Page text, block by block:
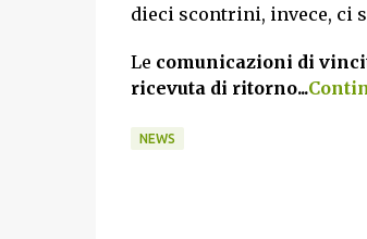
dieci scontrini, invece, ci
Le comunicazioni di
ricevuta di ritorno...
NEWS